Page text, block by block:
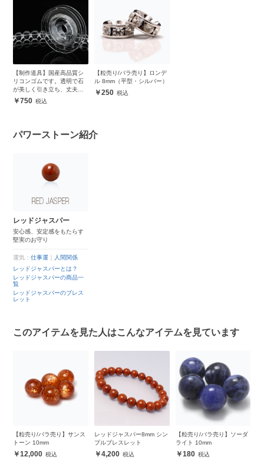
【制作道具】国産高品質シ
リコンゴムです。透明で石
が美しく引き立ち、丈夫で
安心750
【粒売り/バラ売り】ロンデ
ル 8mm（平型・シルバー）
250
パワーストーン紹介
レッドジャスパー
安心感、安定感をもたらす
堅実のお守り
運気：仕事運
人間関係
レッドジャスパーとは？
レッドジャスパーの商品一
覧
レッドジャスパーのブレス
レット
このアイテムを見た人はこんなアイテムを見ています
【粒売り/バラ売り】サンス
トーン 10mm
12,000
レッドジャスパー8mm シン
プルブレスレット
4,200
【粒売り/バラ売り】ソーダ
ライト 10mm
180